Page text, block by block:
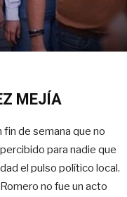
MEJÍA
de semana que no
para nadie que
el pulso político local.
no fue un acto